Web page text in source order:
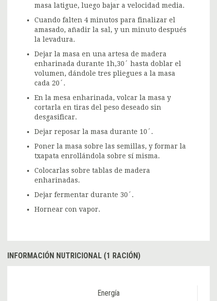
masa latigue, luego bajar a velocidad media.
Cuando falten 4 minutos para finalizar el
amasado, añadir la sal, y un minuto después
la levadura.
Dejar la masa en una artesa de madera
enharinada durante 1h,30´ hasta doblar el
volumen, dándole tres pliegues a la masa
cada 20´.
En la mesa enharinada, volcar la masa y
cortarla en tiras del peso deseado sin
desgasificar.
Dejar reposar la masa durante 10´.
Poner la masa sobre las semillas, y formar la
txapata enrollándola sobre sí misma.
Colocarlas sobre tablas de madera
enharinadas.
Dejar fermentar durante 30´.
Hornear con vapor.
INFORMACIÓN NUTRICIONAL (1 RACIÓN)
Energía